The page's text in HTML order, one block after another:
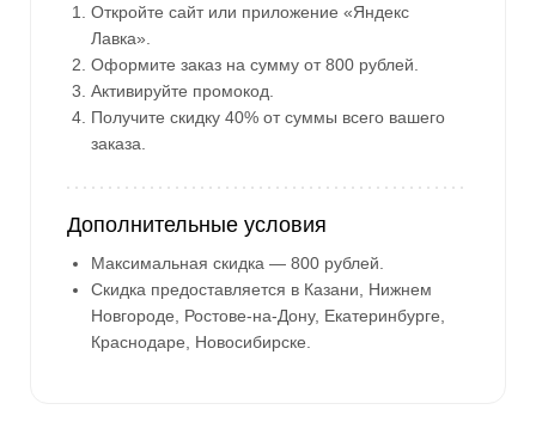
Откройте сайт или приложение «Яндекс
Лавка».
Оформите заказ на сумму от 800 рублей.
Активируйте промокод.
Получите скидку 40% от суммы всего вашего
заказа.
Дополнительные условия
Максимальная скидка — 800 рублей.
Скидка предоставляется в Казани, Нижнем
Новгороде, Ростове-на-Дону, Екатеринбурге,
Краснодаре, Новосибирске.